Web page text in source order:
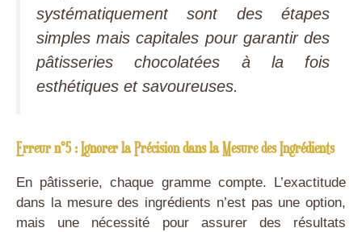
systématiquement sont des étapes
simples mais capitales pour garantir des
pâtisseries chocolatées à la fois
esthétiques et savoureuses.
Erreur n°5 : Ignorer la Précision dans la Mesure des Ingrédients
En pâtisserie, chaque gramme compte. L’exactitude
dans la mesure des ingrédients n’est pas une option,
mais une nécessité pour assurer des résultats